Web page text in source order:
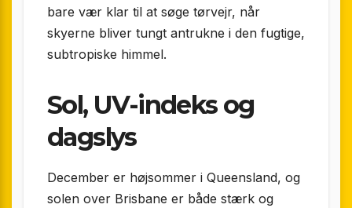
bare vær klar til at søge tørvejr, når
skyerne bliver tungt antrukne i den fugtige,
subtropiske himmel.
Sol, UV-indeks og
dagslys
December er højsommer i Queensland, og
solen over Brisbane er både stærk og